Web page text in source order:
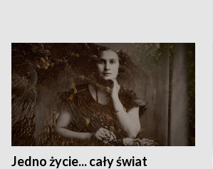
Jedno życie... cały świat